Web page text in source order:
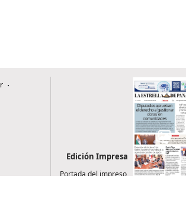
Edición Impresa
Portada del impreso